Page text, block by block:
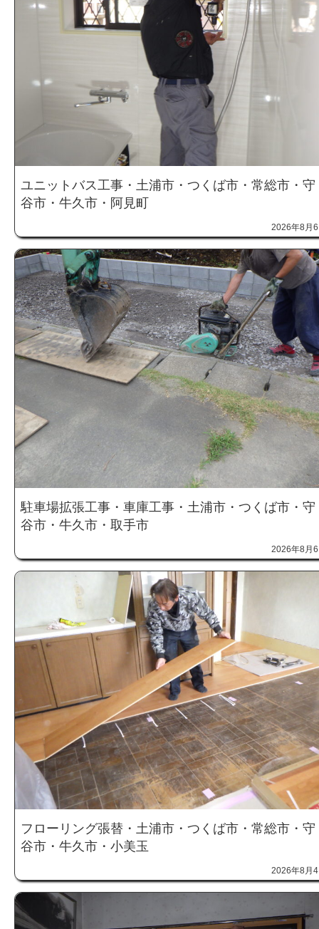
ユニットバス工事・土浦市・つくば市・常総市・守
谷市・牛久市・阿見町
2026年8月
駐車場拡張工事・車庫工事・土浦市・つくば市・守
谷市・牛久市・取手市
2026年8月
フローリング張替・土浦市・つくば市・常総市・守
谷市・牛久市・小美玉
2026年8月